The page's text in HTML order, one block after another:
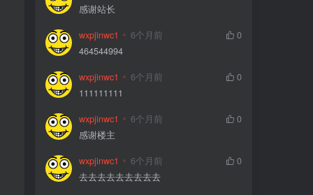
感谢站长
wxpjinwc1 6个月前
0
464544994
wxpjinwc1 6个月前
0
111111111
wxpjinwc1 6个月前
0
感谢楼主
wxpjinwc1 6个月前
0
去去去去去去去去去